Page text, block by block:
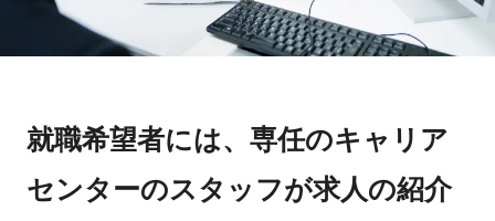
就職希望者には、専任のキャリア
センターのスタッフが求人の紹介